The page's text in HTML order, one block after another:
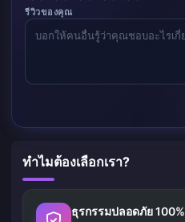
รีวิวของคุณ
ทำไมต้องเลือกเรา?
ธุรกรรมปลอดภัย 100%